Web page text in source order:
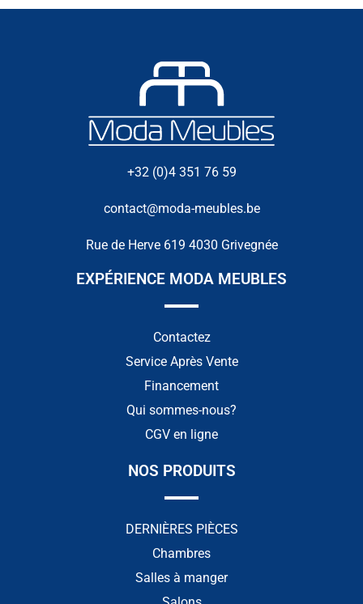
+32 (0)4 351 76 59
contact@moda-meubles.be
Rue de Herve 619 4030 Grivegnée
EXPÉRIENCE MODA MEUBLES
Contactez
Service Après Vente
Financement
Qui sommes-nous?
CGV en ligne
NOS PRODUITS
DERNIÈRES PIÈCES
Chambres
Salles à manger